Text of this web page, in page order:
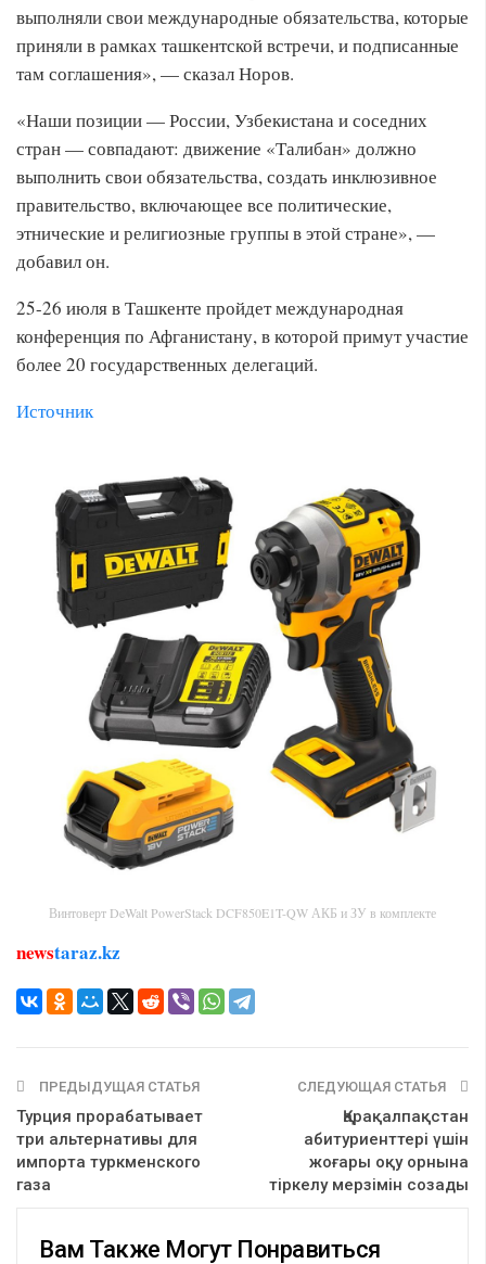
выполняли свои международные обязательства, которые
приняли в рамках ташкентской встречи, и подписанные
там соглашения», — сказал Норов.
«Наши позиции — России, Узбекистана и соседних
стран — совпадают: движение «Талибан» должно
выполнить свои обязательства, создать инклюзивное
правительство, включающее все политические,
этнические и религиозные группы в этой стране», —
добавил он.
25-26 июля в Ташкенте пройдет международная
конференция по Афганистану, в которой примут участие
более 20 государственных делегаций.
Источник
Винтоверт DeWalt PowerStack DCF850E1T-QW АКБ и ЗУ в комплекте
newstaraz.kz
ПРЕДЫДУЩАЯ СТАТЬЯ
Турция прорабатывает
три альтернативы для
импорта туркменского
газа
СЛЕДУЮЩАЯ СТАТЬЯ
Қарақалпақстан
абитуриенттері үшін
жоғары оқу орнына
тіркелу мерзімін созады
Вам Также Могут Понравиться